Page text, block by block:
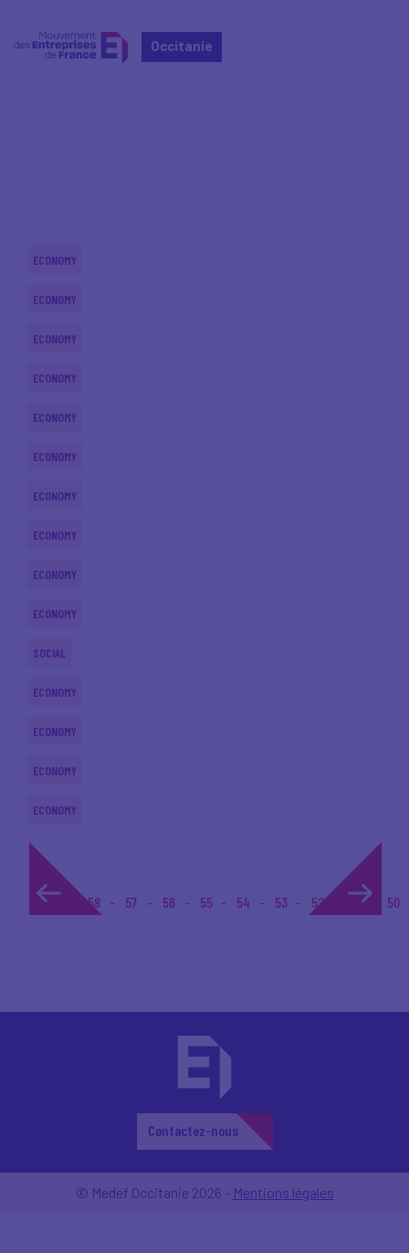
Occitanie
ECONOMY
ECONOMY
ECONOMY
ECONOMY
ECONOMY
ECONOMY
ECONOMY
ECONOMY
ECONOMY
ECONOMY
SOCIAL
ECONOMY
ECONOMY
ECONOMY
ECONOMY
1... 58 57 56 55 54 53 52 50
Contactez-nous
© Medef Occitanie 2026 - Mentions légales